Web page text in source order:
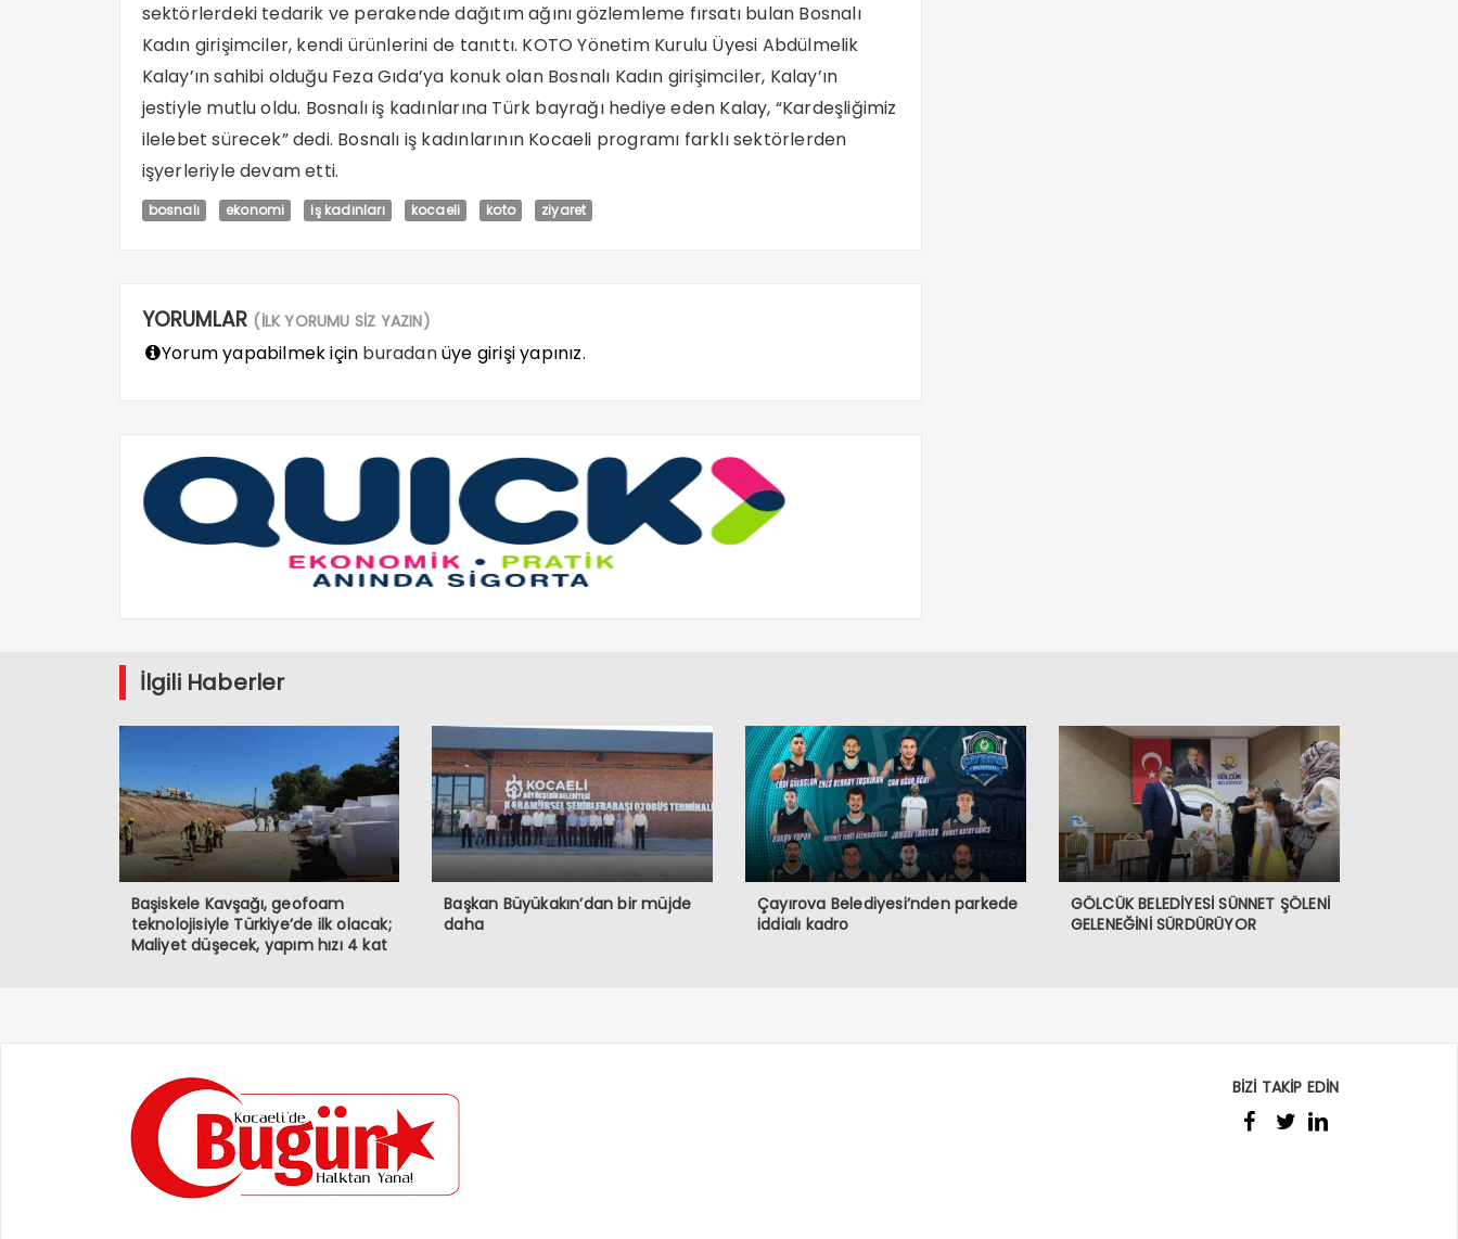
sektörlerdeki tedarik ve perakende dağıtım ağını gözlemleme fırsatı bulan Bosnalı
Kadın girişimciler, kendi ürünlerini de tanıttı. KOTO Yönetim Kurulu Üyesi Abdülmelik
Kalay’ın sahibi olduğu Feza Gıda’ya konuk olan Bosnalı Kadın girişimciler, Kalay’ın
jestiyle mutlu oldu. Bosnalı iş kadınlarına Türk bayrağı hediye eden Kalay, “Kardeşliğimiz
ilelebet sürecek” dedi. Bosnalı iş kadınlarının Kocaeli programı farklı sektörlerden
işyerleriyle devam etti.
bosnalı ekonomi iş kadınları kocaeli koto ziyaret
YORUMLAR (İLK YORUMU SİZ YAZIN)
Yorum yapabilmek için buradanüye girişi yapınız.
İlgili Haberler
Başiskele Kavşağı, geofoam
teknolojisiyle Türkiye’de ilk olacak;
Maliyet düşecek, yapım hızı 4 kat
Başkan Büyükakın’dan bir müjde
daha
Çayırova Belediyesi’nden parkede
iddialı kadro
GÖLCÜK BELEDİYESİ SÜNNET ŞÖLENİ
GELENEĞİNİ SÜRDÜRÜYOR
BİZİ TAKİP EDİN